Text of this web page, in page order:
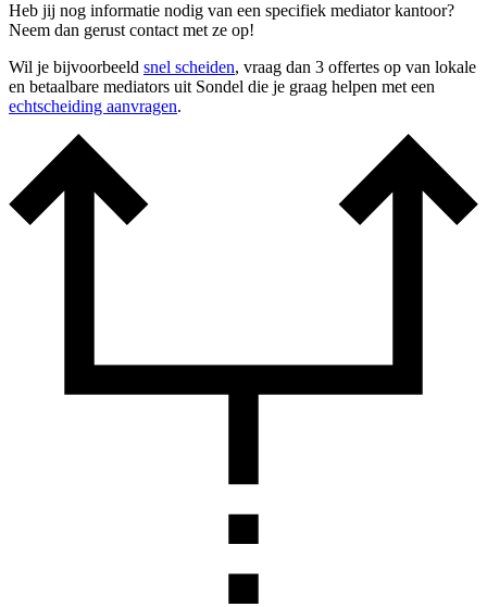
Heb jij nog informatie nodig van een specifiek mediator kantoor?
Neem dan gerust contact met ze op!
Wil je bijvoorbeeld snel scheiden, vraag dan 3 offertes op van lokale
en betaalbare mediators uit Sondel die je graag helpen met een
echtscheiding aanvragen.